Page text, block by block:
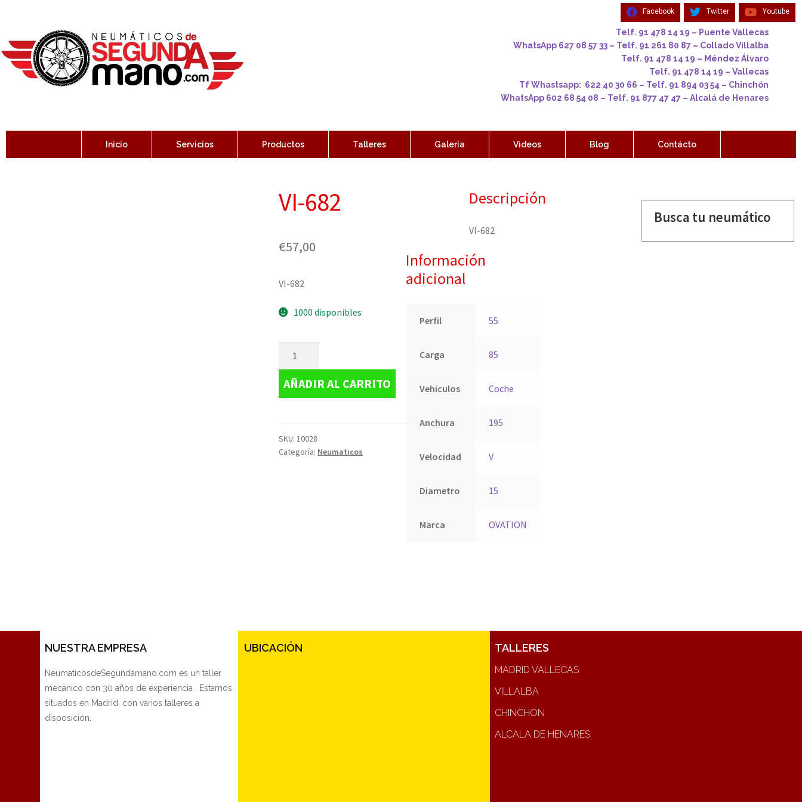
Facebook Twitter Youtube
Telf. 91 478 14 19 – Puente Vallecas
WhatsApp 627 08 57 33 – Telf. 91 261 80 87 – Collado Villalba
Telf. 91 478 14 19 – Méndez Álvaro
Telf. 91 478 14 19 – Vallecas
Tf Whastsapp: 622 40 30 66 – Telf. 91 894 03 54 – Chinchón
WhatsApp 602 68 54 08 – Telf. 91 877 47 47 – Alcalá de Henares
Inicio Servicios Productos Talleres Galería Videos Blog Contácto
VI-682
€57,00
VI-682
1000 disponibles
AÑADIR AL CARRITO
SKU:10028
Categoría: Neumaticos
Descripción
VI-682
Información
adicional
Perfil 55
Carga 85
Vehiculos Coche
Anchura 195
Velocidad V
Diametro 15
Marca OVATION
Busca tu neumático
NUESTRA EMPRESA
NeumaticosdeSegundamano.com es un taller
mecánico con 30 años de experiencia . Estamos
situados en Madrid, con varios talleres a
disposición.
UBICACIÓN TALLERES
MADRID VALLECAS
VILLALBA
CHINCHON
ALCALA DE HENARES